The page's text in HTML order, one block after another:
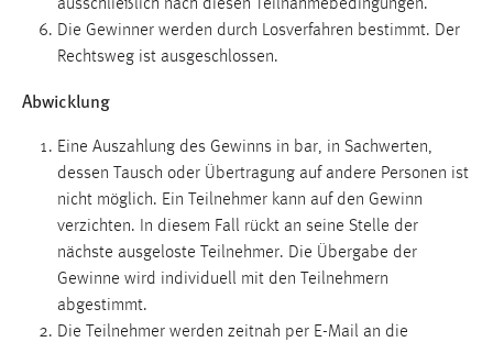
ausschließlich nach diesen Teilnahmebedingungen.
Die Gewinner werden durch Losverfahren bestimmt. Der
Rechtsweg ist ausgeschlossen.
Abwicklung
Eine Auszahlung des Gewinns in bar, in Sachwerten,
dessen Tausch oder Übertragung auf andere Personen ist
nicht möglich. Ein Teilnehmer kann auf den Gewinn
verzichten. In diesem Fall rückt an seine Stelle der
nächste ausgeloste Teilnehmer. Die Übergabe der
Gewinne wird individuell mit den Teilnehmern
abgestimmt.
Die Teilnehmer werden zeitnah per E-Mail an die
externen Medien Cookies gesetzt.
YouTube